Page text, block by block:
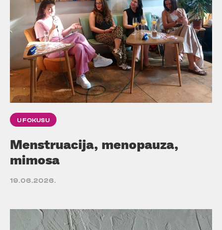
U FOKUSU
Menstruacija, menopauza,
mimosa
19.06.2026.